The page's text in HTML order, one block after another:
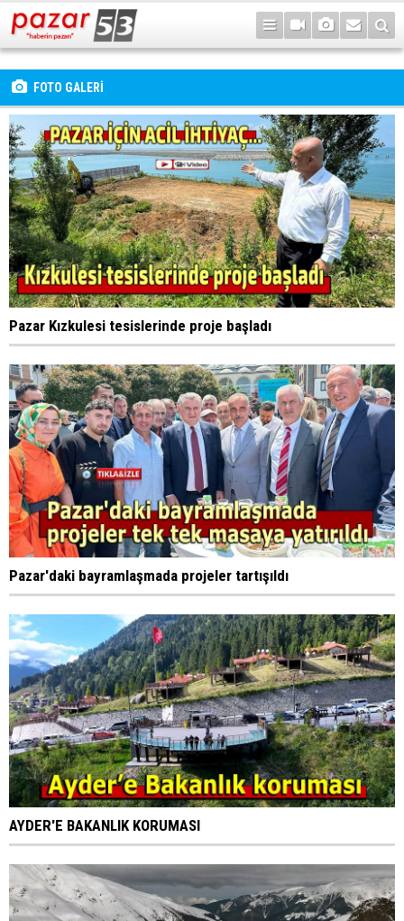
FOTO GALERİ
Pazar Kızkulesi tesislerinde proje başladı
Pazar'daki bayramlaşmada projeler tartışıldı
AYDER'E BAKANLIK KORUMASI